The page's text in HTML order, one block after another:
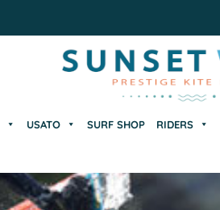
USATO SURF SHOP RIDERS